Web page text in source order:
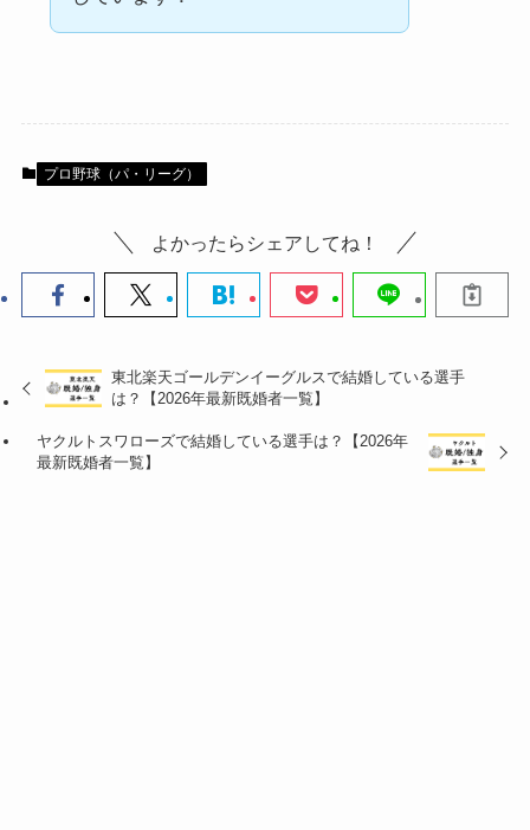
プロ野球（パ・リーグ）
よかったらシェアしてね！
東北楽天ゴールデンイーグルスで結婚している選手
は？【2026年最新既婚者一覧】
ヤクルトスワローズで結婚している選手は？【2026年
最新既婚者一覧】